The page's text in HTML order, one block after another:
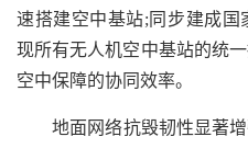
速搭建空中基站;同步建成
现所有无人机空中基站的统
空中保障的协同效率。
地面网络抗毁韧性显著增